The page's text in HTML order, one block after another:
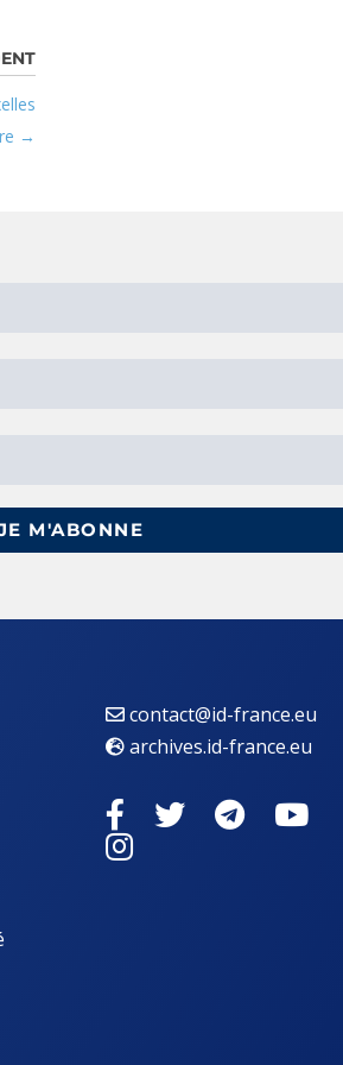
M'ABONNE
contact@id-france.eu
archives.id-france.eu